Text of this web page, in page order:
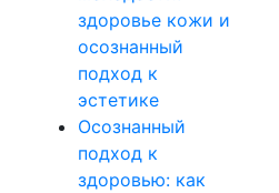
здоровье кожи и
осознанный
подход к
эстетике
Осознанный
подход к
здоровью: как